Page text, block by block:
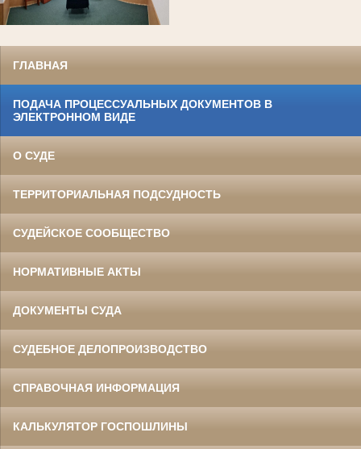
ГЛАВНАЯ
ПОДАЧА ПРОЦЕССУАЛЬНЫХ ДОКУМЕНТОВ В
ЭЛЕКТРОННОМ ВИДЕ
О СУДЕ
ТЕРРИТОРИАЛЬНАЯ ПОДСУДНОСТЬ
СУДЕЙСКОЕ СООБЩЕСТВО
НОРМАТИВНЫЕ АКТЫ
ДОКУМЕНТЫ СУДА
СУДЕБНОЕ ДЕЛОПРОИЗВОДСТВО
СПРАВОЧНАЯ ИНФОРМАЦИЯ
КАЛЬКУЛЯТОР ГОСПОШЛИНЫ